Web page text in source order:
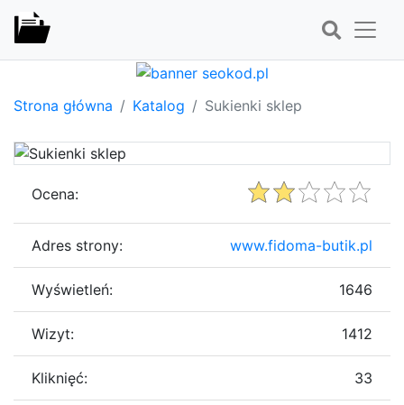
Strona główna Katalog Sukienki sklep
Ocena:
Adres strony: www.fidoma-butik.pl
Wyświetleń: 1646
Wizyt: 1412
Kliknięć: 33